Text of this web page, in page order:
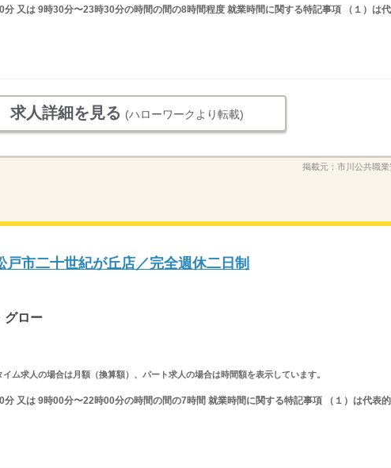
又は 9時30分〜23時30分の時間の間の8時間程度 就業時間に関する特記事項 （１）は代
求人詳細を見る (ハローワークより転載)
掲載元： 市川公共職
戸市二十世紀が丘店／完全週休二日制
グロー
ム求人の場合は月額（換算額）、パート求人の場合は時間額を表示しています。
又は 9時00分〜22時00分の時間の間の7時間 就業時間に関する特記事項 （１）は代表的